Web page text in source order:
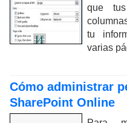
que
tu
varias
Cómo administrar
SharePoint Online